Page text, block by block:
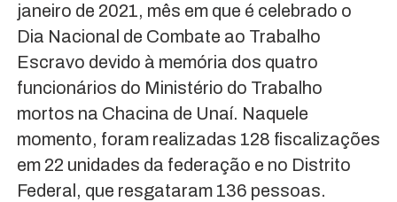
janeiro de 2021, mês em que é celebrado o
Dia Nacional de Combate ao Trabalho
Escravo devido à memória dos quatro
funcionários do Ministério do Trabalho
mortos na Chacina de Unaí. Naquele
momento, foram realizadas 128 fiscalizações
em 22 unidades da federação e no Distrito
Federal, que resgataram 136 pessoas.